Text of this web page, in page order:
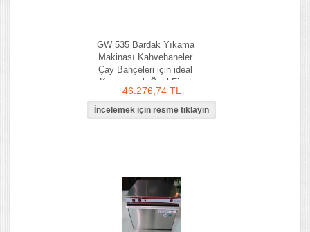
GW 535 Bardak Yıkama
Makinası Kahvehaneler
Çay Bahçeleri için ideal
Kampanyalı Özel Fiyat
46.276,74 TL